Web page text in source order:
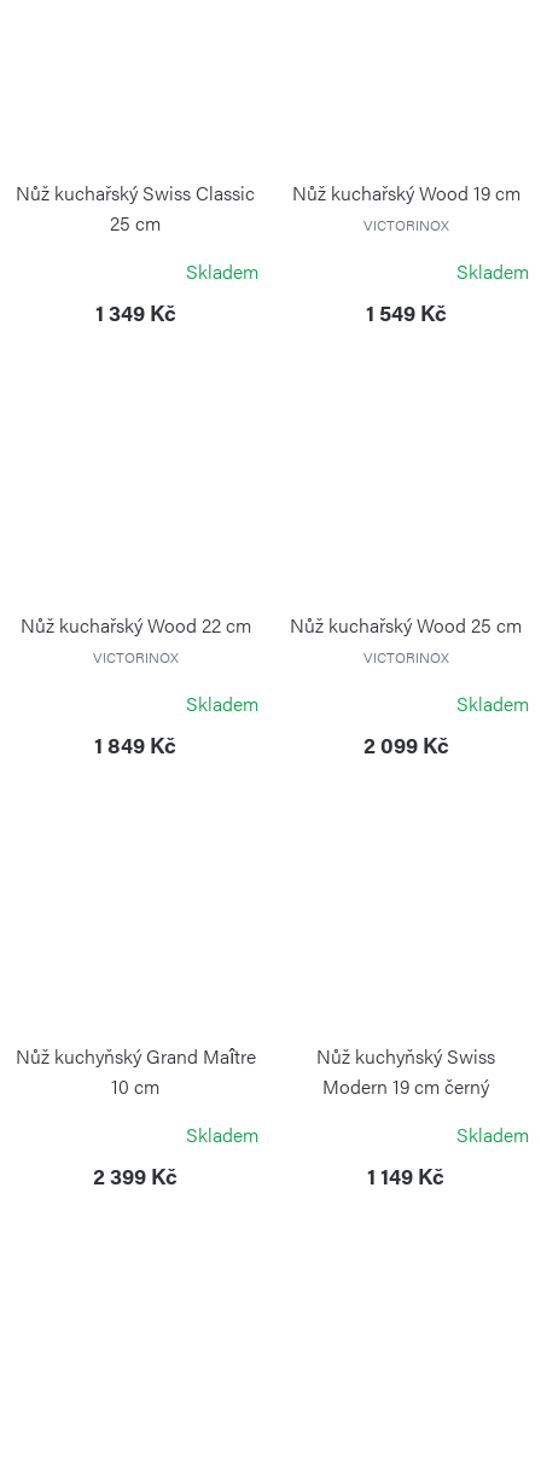
Nůž kuchařský Swiss Classic
25 cm
Skladem
1 349 Kč
Nůž kuchařský Wood 19 cm
VICTORINOX
Skladem
1 549 Kč
Nůž kuchařský Wood 22 cm
VICTORINOX
Skladem
1 849 Kč
Nůž kuchařský Wood 25 cm
VICTORINOX
Skladem
2 099 Kč
Nůž kuchyňský Grand Maître
10 cm
Skladem
2 399 Kč
Nůž kuchyňský Swiss
Modern 19 cm černý
Skladem
1 149 Kč